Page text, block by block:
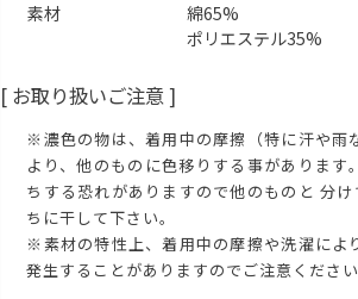
素材
綿65%
ポリエステル35%
[ お取り扱いご注意 ]
※濃色の物は、着用中の摩擦（特に汗や雨
より、他のものに色移りする事があります
ちする恐れがありますので他のものと 分
ちに干して下さい。
※素材の特性上、着用中の摩擦や洗濯によ
発生することがありますのでご注意ください